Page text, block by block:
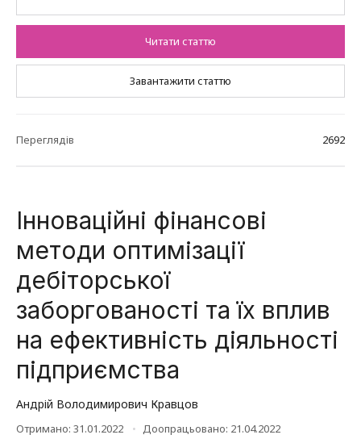
Читати статтю
Завантажити статтю
Переглядів 2692
Інноваційні фінансові
методи оптимізації
дебіторської
заборгованості та їх вплив
на ефективність діяльності
підприємства
Андрій Володимирович Кравцов
Отримано: 31.01.2022
Доопрацьовано: 21.04.2022